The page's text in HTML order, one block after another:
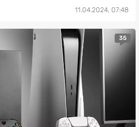
11.04.2024, 07:48
35